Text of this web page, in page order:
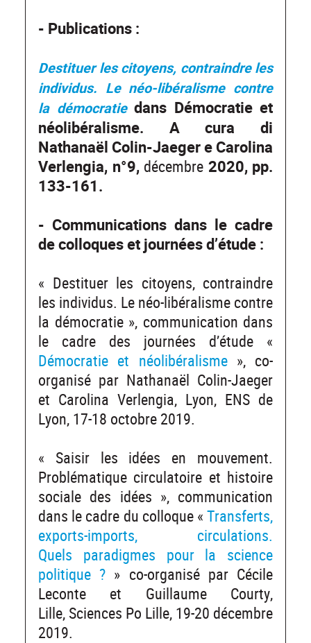
- Publications :
Destituer les citoyens, contraindre les
individus. Le néo-libéralisme contre
la démocratie dans Démocratie et
néolibéralisme. A cura di
Nathanaël Colin-Jaeger e Carolina
Verlengia, n°9,décembre 2020, pp.
133-161.
- Communications dans le cadre
de colloques et journées d’étude :
« Destituer les citoyens, contraindre
les individus. Le néo-libéralisme contre
la démocratie », communication dans
le cadre des journées d’étude «
Démocratie et néolibéralisme», co-
organisé par Nathanaël Colin-Jaeger
et Carolina Verlengia, Lyon, ENS de
Lyon, 17-18 octobre 2019.
« Saisir les idées en mouvement.
Problématique circulatoire et histoire
sociale des idées », communication
dans le cadre du colloque « Transferts,
exports-imports, circulations.
Quels paradigmes pour la science
politique ? » co-organisé par Cécile
Leconte et Guillaume Courty,
Lille, Sciences Po Lille, 19-20 décembre
2019.